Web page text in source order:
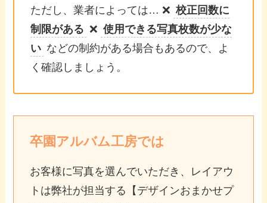
ただし、業者によっては… ❌ 校正回数に
制限がある ❌ 使用できる写真枚数が少な
い などの制約がある場合もあるので、よ
く確認しましょう。
卒園アルバム工房では
お客様に写真を選んでいただき、レイアウ
トは弊社が担当する【デザインおまかせプ